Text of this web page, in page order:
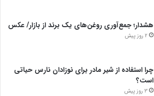
هشدار؛ جمع‌آوری روغن‌های یک برند از بازار/ عکس
2 روز پیش
چرا استفاده از شیر مادر برای نوزادان نارس حیاتی
است؟
3 روز پیش